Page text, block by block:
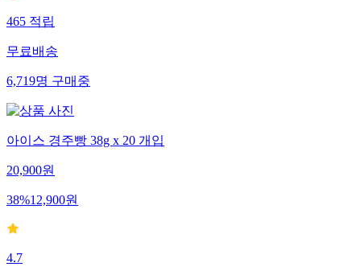
465적립
무료배송
6,719명구매중
아이스 경주빵 38g x 20 개입
20,900원
38%12,900원
4.7